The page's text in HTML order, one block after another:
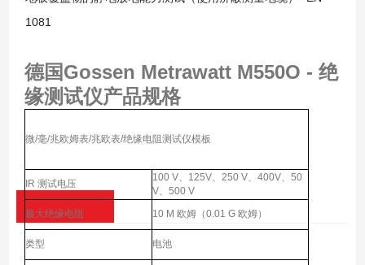
1081
德国Gossen Metrawatt M550O - 绝
缘测试仪产品规格
微/毫/兆欧姆表/兆欧表/绝缘电阻测试仪模板
IR 测试电压
100 V、125V、250 V、400V、50
V、500 V
最大绝缘电阻
10 M 欧姆（0.01 G 欧姆）
类型 电池